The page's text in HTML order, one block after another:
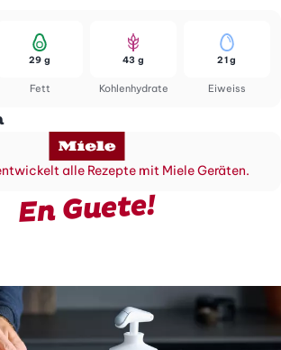
Fett
29 g
Kohlenhydrate
43 g
Eiweiss
21 g
alle Rezepte mit Miele Geräten.
En Guete!